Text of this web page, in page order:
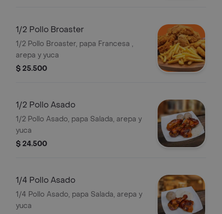
1/2 Pollo Broaster
1/2 Pollo Broaster, papa Francesa ,
arepa y yuca
$ 25.500
1/2 Pollo Asado
1/2 Pollo Asado, papa Salada, arepa y
yuca
$ 24.500
1/4 Pollo Asado
1/4 Pollo Asado, papa Salada, arepa y
yuca